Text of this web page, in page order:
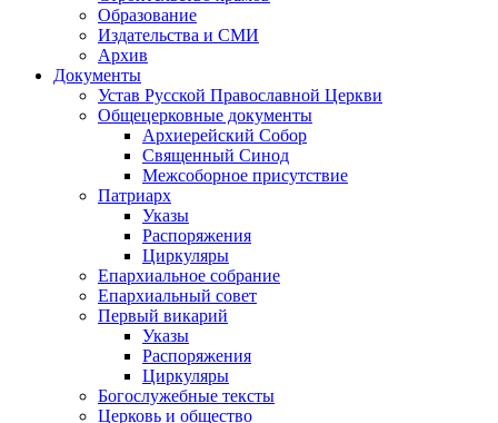
Образование
Издательства и СМИ
Архив
Документы
Устав Русской Православной Церкви
Общецерковные документы
Архиерейский Собор
Священный Синод
Межсоборное присутствие
Патриарх
Указы
Распоряжения
Циркуляры
Епархиальное собрание
Епархиальный совет
Первый викарий
Указы
Распоряжения
Циркуляры
Богослужебные тексты
Церковь и общество